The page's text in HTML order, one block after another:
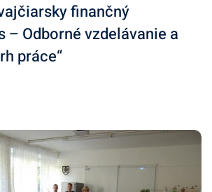
finančný
– Odborné vzdelávanie a
práce“